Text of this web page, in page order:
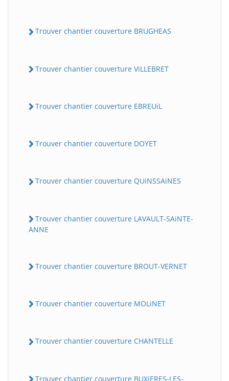
Trouver chantier couverture BRUGHEAS
Trouver chantier couverture ViLLEBRET
Trouver chantier couverture EBREUiL
Trouver chantier couverture DOYET
Trouver chantier couverture QUiNSSAiNES
Trouver chantier couverture LAVAULT-SAiNTE-
ANNE
Trouver chantier couverture BROUT-VERNET
Trouver chantier couverture MOLiNET
Trouver chantier couverture CHANTELLE
Trouver chantier couverture BUXiERES-LES-